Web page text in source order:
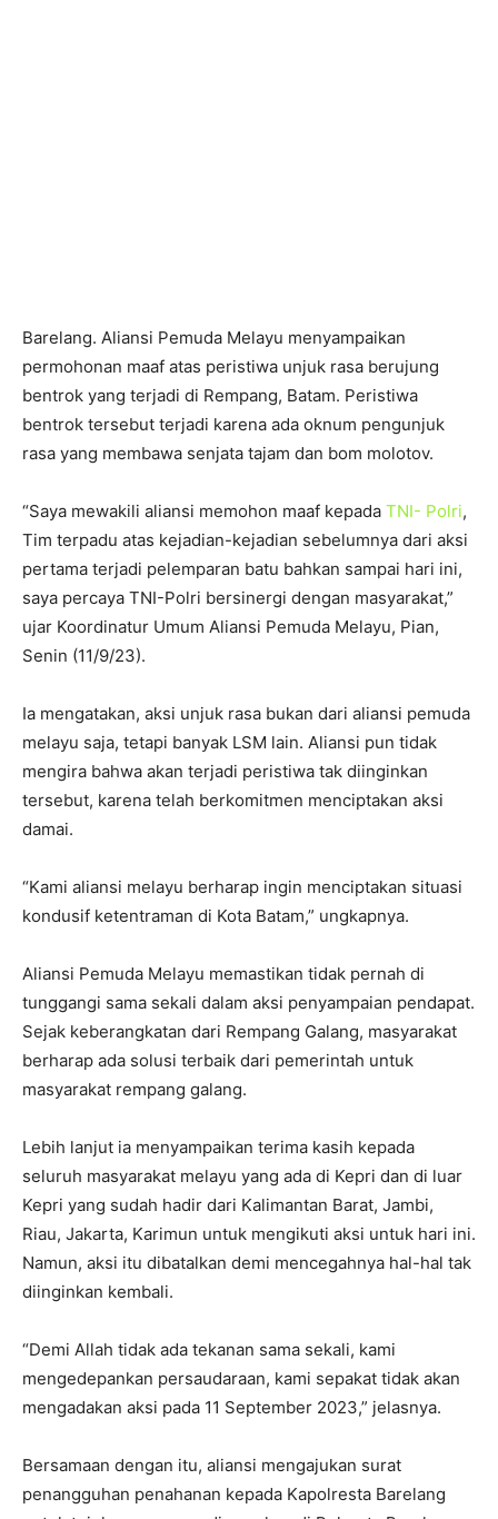
Barelang. Aliansi Pemuda Melayu menyampaikan
permohonan maaf atas peristiwa unjuk rasa berujung
bentrok yang terjadi di Rempang, Batam. Peristiwa
bentrok tersebut terjadi karena ada oknum pengunjuk
rasa yang membawa senjata tajam dan bom molotov.
“Saya mewakili aliansi memohon maaf kepada TNI- Polri,
Tim terpadu atas kejadian-kejadian sebelumnya dari aksi
pertama terjadi pelemparan batu bahkan sampai hari ini,
saya percaya TNI-Polri bersinergi dengan masyarakat,”
ujar Koordinatur Umum Aliansi Pemuda Melayu, Pian,
Senin (11/9/23).
Ia mengatakan, aksi unjuk rasa bukan dari aliansi pemuda
melayu saja, tetapi banyak LSM lain. Aliansi pun tidak
mengira bahwa akan terjadi peristiwa tak diinginkan
tersebut, karena telah berkomitmen menciptakan aksi
damai.
“Kami aliansi melayu berharap ingin menciptakan situasi
kondusif ketentraman di Kota Batam,” ungkapnya.
Aliansi Pemuda Melayu memastikan tidak pernah di
tunggangi sama sekali dalam aksi penyampaian pendapat.
Sejak keberangkatan dari Rempang Galang, masyarakat
berharap ada solusi terbaik dari pemerintah untuk
masyarakat rempang galang.
Lebih lanjut ia menyampaikan terima kasih kepada
seluruh masyarakat melayu yang ada di Kepri dan di luar
Kepri yang sudah hadir dari Kalimantan Barat, Jambi,
Riau, Jakarta, Karimun untuk mengikuti aksi untuk hari ini.
Namun, aksi itu dibatalkan demi mencegahnya hal-hal tak
diinginkan kembali.
“Demi Allah tidak ada tekanan sama sekali, kami
mengedepankan persaudaraan, kami sepakat tidak akan
mengadakan aksi pada 11 September 2023,” jelasnya.
Bersamaan dengan itu, aliansi mengajukan surat
penangguhan penahanan kepada Kapolresta Barelang